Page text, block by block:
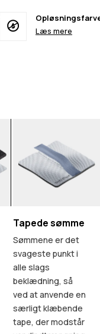
Læs mere
Tapede sømme
Sømmene er det
svageste punkt i
alle slags
beklædning, så
ved at anvende en
særligt klæbende
tape, der modstår